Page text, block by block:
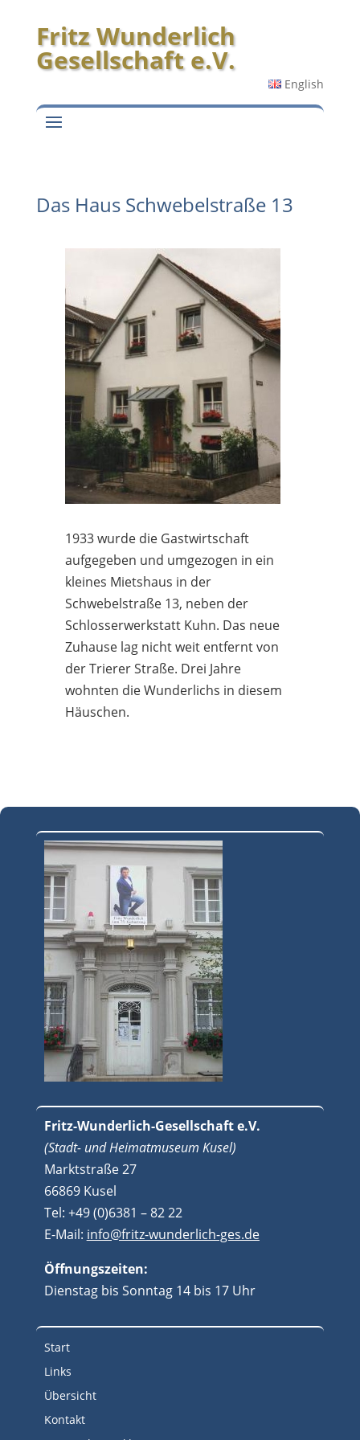
Fritz Wunderlich
Gesellschaft e.V.
English
Das Haus Schwebelstraße 13
1933 wurde die Gastwirtschaft
aufgegeben und umgezogen in ein
kleines Mietshaus in der
Schwebelstraße 13, neben der
Schlosserwerkstatt Kuhn. Das neue
Zuhause lag nicht weit entfernt von
der Trierer Straße. Drei Jahre
wohnten die Wunderlichs in diesem
Häuschen.
Fritz-Wunderlich-Gesellschaft e.V.
(Stadt- und Heimatmuseum Kusel)
Marktstraße 27
66869 Kusel
Tel: +49 (0)6381 – 82 22
E-Mail: info@fritz-wunderlich-ges.de
Öffnungszeiten:
Dienstag bis Sonntag 14 bis 17 Uhr
Start
Links
Übersicht
Kontakt